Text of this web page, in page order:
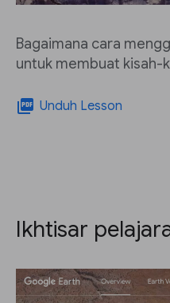
Bagaimana cara
untuk membuat kisah-
picture_as_pdf Unduh Lesson
Ikhtisar